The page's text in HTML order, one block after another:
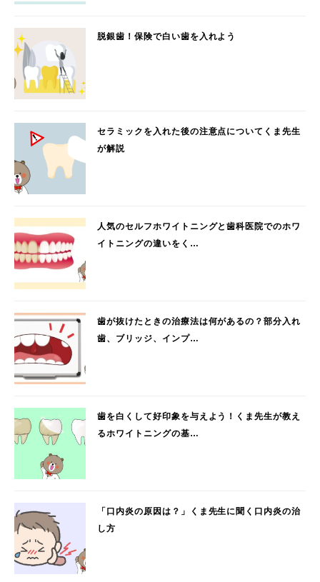
脱銀歯！保険で白い歯を入れよう
セラミックを入れた後の注意点についてくま先生
が解説
人気のセルフホワイトニングと歯科医院でのホワ
イトニングの違いをく…
歯が抜けたときの治療法は何があるの？部分入れ
歯、ブリッジ、インプ…
歯を白くして好印象を与えよう！くま先生が教え
るホワイトニングの基…
「口内炎の原因は？」くま先生に聞く口内炎の治
し方